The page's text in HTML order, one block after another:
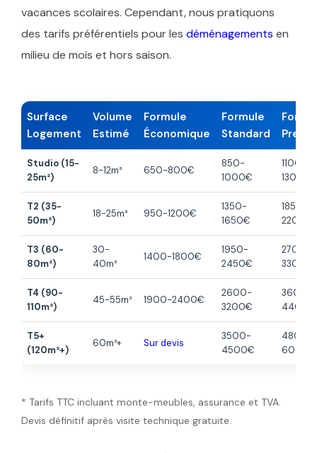
vacances scolaires. Cependant, nous pratiquons
des tarifs préférentiels pour les déménagements en
milieu de mois et hors saison.
Surface
Logement
Volume
Estimé
Formule
Économique
Formule
Standard
Studio (15-
25m²)
8-12m³ 650-800€
850-
1000€
1100-
1300€
T2 (35-
50m²)
18-25m³ 950-1200€
1350-
1650€
1850-
2200€
T3 (60-
80m²)
30-
40m³
1400-1800€
1950-
2450€
2700-
3300€
T4 (90-
110m²)
45-55m³ 1900-2400€
2600-
3200€
3600-
4400€
T5+
(120m²+)
60m³+ Sur devis
3500-
4500€
4800-
6000€
* Tarifs TTC incluant monte-meubles, assurance et TVA.
Devis définitif après visite technique gratuite.